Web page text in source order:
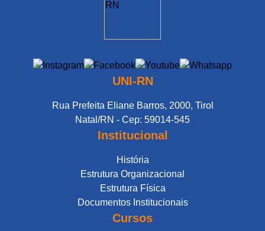
UNI-RN
Rua Prefeita Eliane Barros, 2000, Tirol
Natal/RN - Cep: 59014-545
Institucional
História
Estrutura Organizacional
Estrutura Física
Documentos Institucionais
Cursos